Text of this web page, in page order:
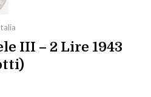
III – 2 Lire 1943